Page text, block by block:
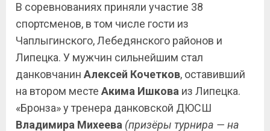
В соревнованиях приняли участие 38
спортсменов, в том числе гости из
Чаплыгинского, Лебедянского районов и
Липецка. У мужчин сильнейшим стал
данковчанин Алексей Кочетков, оставивший
на втором месте Акима Ишкова из Липецка.
«Бронза» у тренера данковской ДЮСШ
Владимира Михеева (призёры турнира — на